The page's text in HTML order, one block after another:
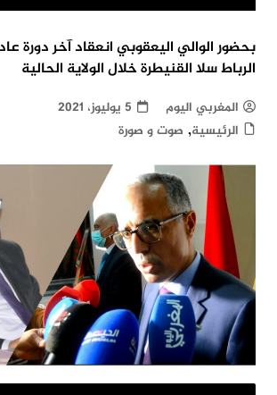
بحضور الوالي اليعقوبي انعقاد آخر دورة
الرباط سلا القنيطرة خلال الولاية الحالية
المغربي اليوم
5 يوليوز، 2021
الرئيسية, صوت و صورة